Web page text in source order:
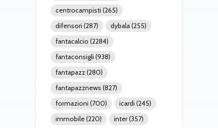
centrocampisti (265)
difensori (287) dybala(255)
fantacalcio (2284)
fantaconsigli (938)
fantapazz(280)
fantapazznews (827)
formazioni (700) icardi (245)
immobile(220) inter(357)